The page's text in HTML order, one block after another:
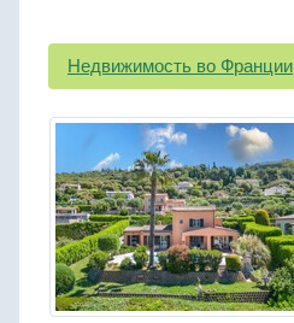
Недвижимость во Франции